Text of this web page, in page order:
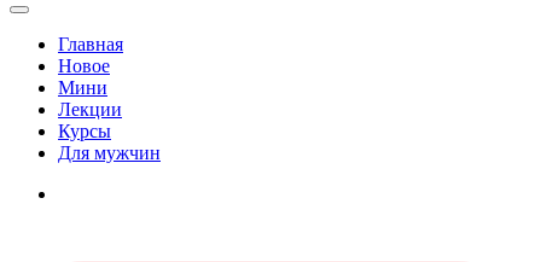
Главная
Новое
Мини
Лекции
Курсы
Для мужчин